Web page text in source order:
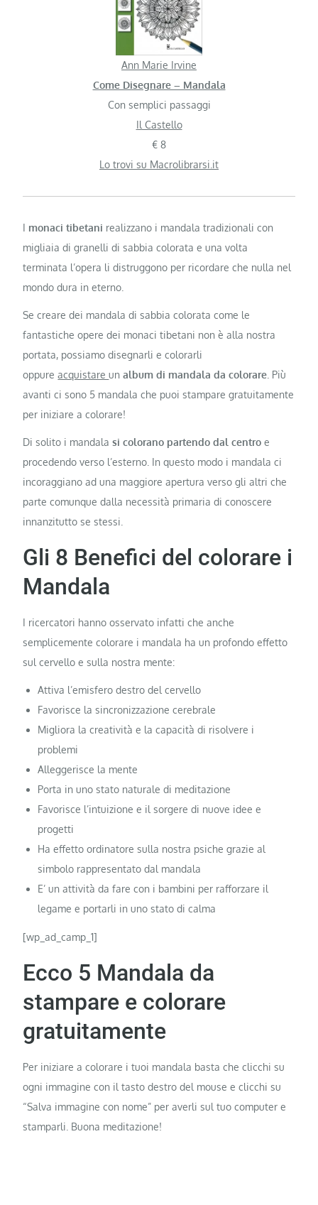
Ann Marie Irvine
Come Disegnare – Mandala
Con semplici passaggi
Il Castello
€ 8
Lo trovi su Macrolibrarsi.it
I monaci tibetani realizzano i mandala tradizionali con
migliaia di granelli di sabbia colorata e una volta
terminata l’opera li distruggono per ricordare che nulla nel
mondo dura in eterno.
Se creare dei mandala di sabbia colorata come le
fantastiche opere dei monaci tibetani non è alla nostra
portata, possiamo disegnarli e colorarli
oppureacquistareunalbum di mandala da colorare . Più
avanti ci sono 5 mandala che puoi stampare gratuitamente
per iniziare a colorare!
Di solito i mandalasi colorano partendo dal centro e
procedendo verso l’esterno. In questo modo i mandala ci
incoraggiano ad una maggiore apertura verso gli altri che
parte comunque dalla necessità primaria di conoscere
innanzitutto se stessi.
Gli 8 Benefici del colorare i
Mandala
I ricercatori hanno osservato infatti che anche
semplicemente colorare i mandala ha un profondo effetto
sul cervello e sulla nostra mente:
Attiva l’emisfero destro del cervello
Favorisce la sincronizzazione cerebrale
Migliora la creatività e la capacità di risolvere i
problemi
Alleggerisce la mente
Porta in uno stato naturale di meditazione
Favorisce l’intuizione e il sorgere di nuove idee e
progetti
Ha effetto ordinatore sulla nostra psiche grazie al
simbolo rappresentato dal mandala
E’ un attività da fare con i bambini per rafforzare il
legame e portarli in uno stato di calma
[wp_ad_camp_1]
Ecco 5 Mandala da
stampare e colorare
gratuitamente
Per iniziare a colorare i tuoi mandala basta che clicchi su
ogni immagine con il tasto destro del mouse e clicchi su
“Salva immagine con nome” per averli sul tuo computer e
stamparli. Buona meditazione!